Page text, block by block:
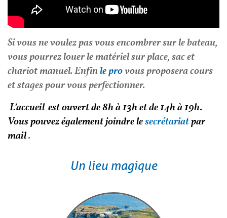
Si vous ne voulez pas vous encombrer sur le bateau,
vous pourrez louer le matériel sur place, sac et
chariot manuel. Enfin le pro vous proposera cours
et stages pour vous perfectionner.
L’accueil est ouvert de 8h à 13h et de 14h à 19h.
Vous pouvez également joindre le secrétariat par
mail .
Un lieu magique